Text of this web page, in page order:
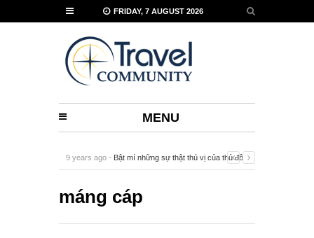
FRIDAY, 7 AUGUST 2026
MENU
9 years ago - Bật mí những sự thật thú vị của thủ đô
máng cáp